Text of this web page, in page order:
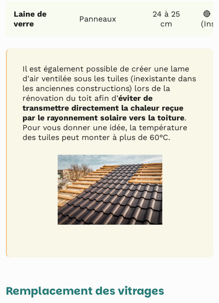
Laine de
verre
Panneaux
24 à 25
cm
🔴
Il est également possible de créer une lame
d'air ventilée sous les tuiles (inexistante dans
les anciennes constructions) lors de la
rénovation du toit afin d’éviter de
transmettre directement la chaleur reçue
par le rayonnement solaire vers la toiture.
Pour vous donner une idée, la température
des tuiles peut monter à plus de 60°C.
Remplacement des vitrages